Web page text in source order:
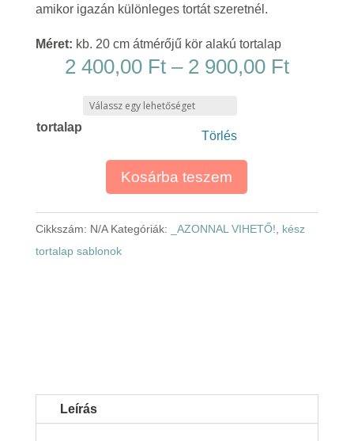
amikor igazán különleges tortát szeretnél.
Méret: kb. 20 cm átmérőjű kör alakú tortalap
2 400,00 Ft – 2 900,00 Ft
tortalap
Törlés
Kosárba teszem
Cikkszám: N/A Kategóriák: _AZONNAL VIHETŐ!, kész
tortalap sablonok
Leírás